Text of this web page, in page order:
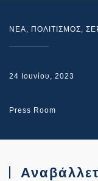
NEA, ΠΟΛΙΤΙΣΜΟΣ,
24 Ιουνίου, 2023
Press Room